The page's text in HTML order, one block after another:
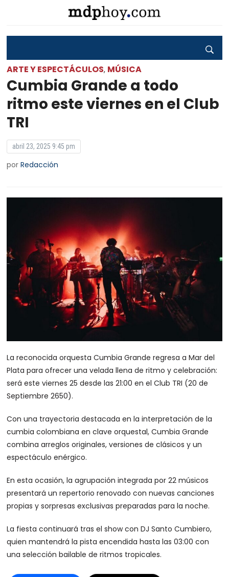
ARTE Y ESPECTÁCULOS, MÚSICA
Cumbia Grande a todo
ritmo este viernes en el Club
TRI
abril 23, 2025 9:45 pm
porRedacción
La reconocida orquesta Cumbia Grande regresa a Mar del
Plata para ofrecer una velada llena de ritmo y celebración:
será este viernes 25 desde las 21:00 en el Club TRI (20 de
Septiembre 2650).
Con una trayectoria destacada en la interpretación de la
cumbia colombiana en clave orquestal, Cumbia Grande
combina arreglos originales, versiones de clásicos y un
espectáculo enérgico.
En esta ocasión, la agrupación integrada por 22 músicos
presentará un repertorio renovado con nuevas canciones
propias y sorpresas exclusivas preparadas para la noche.
La fiesta continuará tras el show con DJ Santo Cumbiero,
quien mantendrá la pista encendida hasta las 03:00 con
una selección bailable de ritmos tropicales.